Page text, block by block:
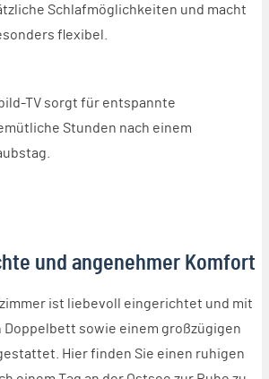
Schlafmöglichkeiten und macht
flexibel.
TV sorgt für entspannte
Stunden nach einem
und angenehmer Komfort
ist liebevoll eingerichtet und mit
sowie einem großzügigen
Hier finden Sie einen ruhigen